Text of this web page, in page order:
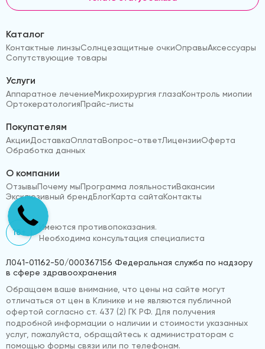
Каталог
Контактные линзыСолнцезащитные очкиОправыАксессуары
Сопутствующие товары
Услуги
Аппаратное лечениеМикрохирургия глазаКонтроль миопии
ОртокератологияПрайс-листы
Покупателям
АкцииДоставкаОплатаВопрос-ответЛицензииОферта
Обработка данных
О компании
ОтзывыПочему мыПрограмма лояльностиВакансии
Эксклюзивный брендБлогКарта сайтаКонтакты
18+
Имеются противопоказания.
Необходима консультация специалиста
Л041-01162-50/000367156 Федеральная служба по надзору
в сфере здравоохранения
Обращаем ваше внимание, что цены на сайте могут
отличаться от цен в Клинике и не являются публичной
офертой согласно ст. 437 (2) ГК РФ. Для получения
подробной информации о наличии и стоимости указанных
услуг, пожалуйста, обращайтесь к администраторам с
помощью формы связи или по телефонам.